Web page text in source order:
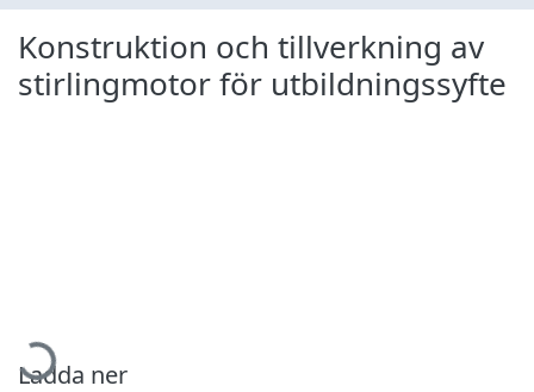
Konstruktion och tillverkning av
stirlingmotor för utbildningssyfte
Hämtar...
Ladda ner